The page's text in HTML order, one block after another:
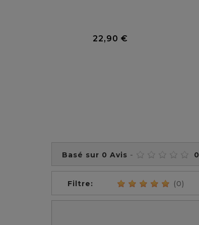
22,90 €
Basé sur 0 Avis - 0
Filtre: (0)